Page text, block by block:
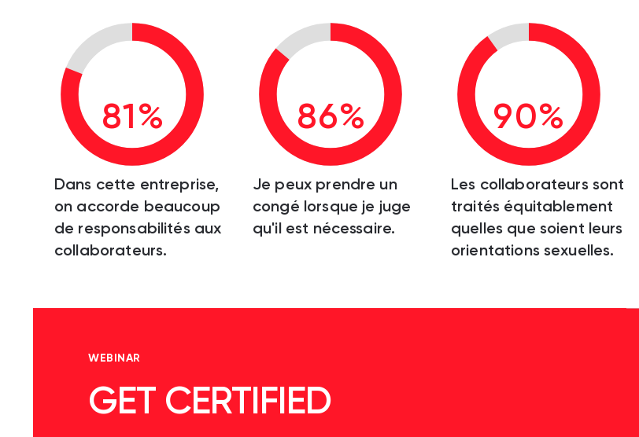
81%
Dans cette entreprise,
on accorde beaucoup
de responsabilités aux
collaborateurs.
86%
Je peux prendre un
congé lorsque je juge
qu'il est nécessaire.
90%
Les collaborateurs sont
traités équitablement
quelles que soient leurs
orientations sexuelles.
WEBINAR
GET CERTIFIED